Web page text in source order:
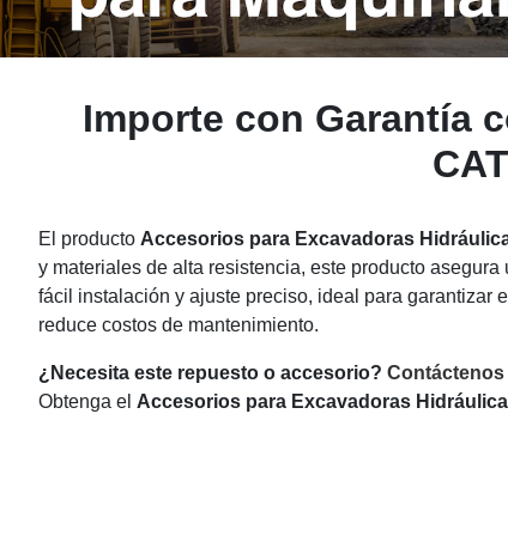
Importe con Garantía
El producto Accesorios para Excavadoras
y materiales de alta resistencia, este producto
fácil instalación y ajuste preciso, ideal para garantizar
reduce costos de mantenimiento.
¿Necesita este repuesto o accesorio?
Obtenga el Accesorios para Excavadoras